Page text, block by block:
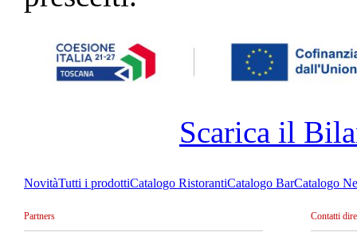
Scarica il
NovitàTutti i prodottiCatalogo RistorantiCatalogo BarCatalogo
Partners Contatti